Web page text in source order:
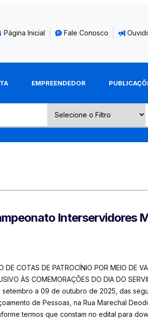
Página Inicial Fale Conosco
EMPREENDEDOR
Interservidores
COTAS DE PATROCÍNIO POR MEIO DE
ÀS COMEMORAÇÕES DO DIA DO
a 09 de outubro de 2025, das
de Pessoas, na Rua Marechal
termos que constam no edital para